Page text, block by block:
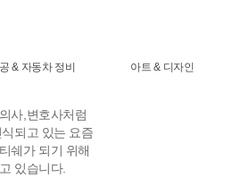
& 자동차 정비 아트 & 디자인
사,변호사처럼
되고 있는 요즘
쉐가 되기 위해
있습니다.